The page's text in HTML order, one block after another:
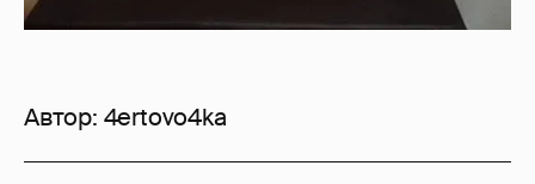
Автор: 4ertovo4ka